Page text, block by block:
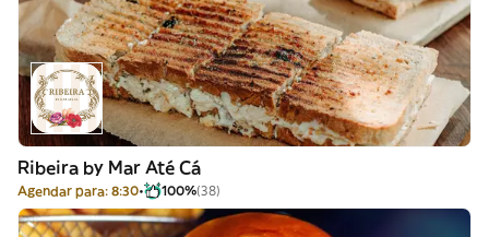
Ribeira by Mar Até Cá
Agendar para: 8:30 100%(38)